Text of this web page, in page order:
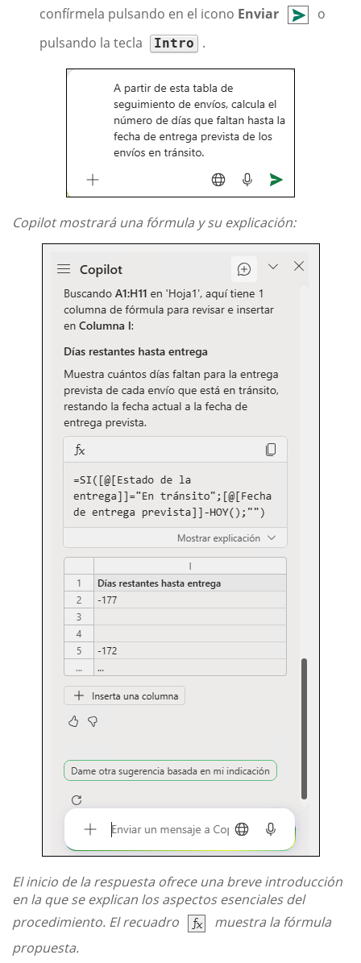
confírmela pulsando en el icono Enviar
o
pulsando la tecla
Intro .
Copilot mostrará una fórmula y su explicación:
El inicio de la respuesta ofrece una breve introducción
en la que se explican los aspectos esenciales del
procedimiento. El recuadro
muestra la fórmula
propuesta.